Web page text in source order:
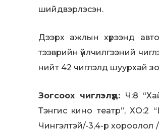
шийдвэрлэсэн.
Дээрх ажлын хүрээнд
тээврийн үйлчилгээний
нийт 42 чиглэлд шуурхай
Зогсоох чиглэлүүд: Ч:8
Тэнгис кино театр”, ХО:2
Чингэлтэй/-3,4-р хороолол